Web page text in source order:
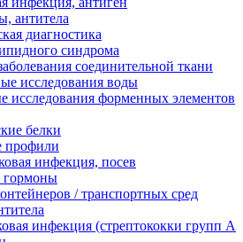
антитела
диагностика
синдрома
соединительной ткани
исследования воды
исследования форменных элементов
белки
профили
инфекция, посев
гормоны
/ транспортных сред
инфекция (стрептококки групп A